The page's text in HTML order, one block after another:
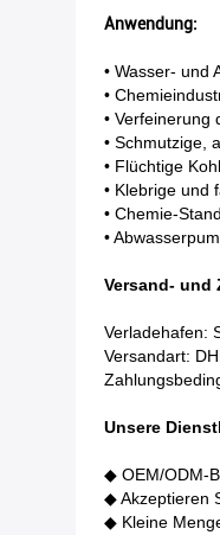
Anwendung:
• Wasser- und
•
• Verfeinerung
• Schmutzige,
• Flüchtige
• Klebrige und
• Chemie-
•
Versand- und
Verladehafen:
Versandart:
Unsere
◆ OEM/ODM-
◆ Akzeptieren
◆ Kleine